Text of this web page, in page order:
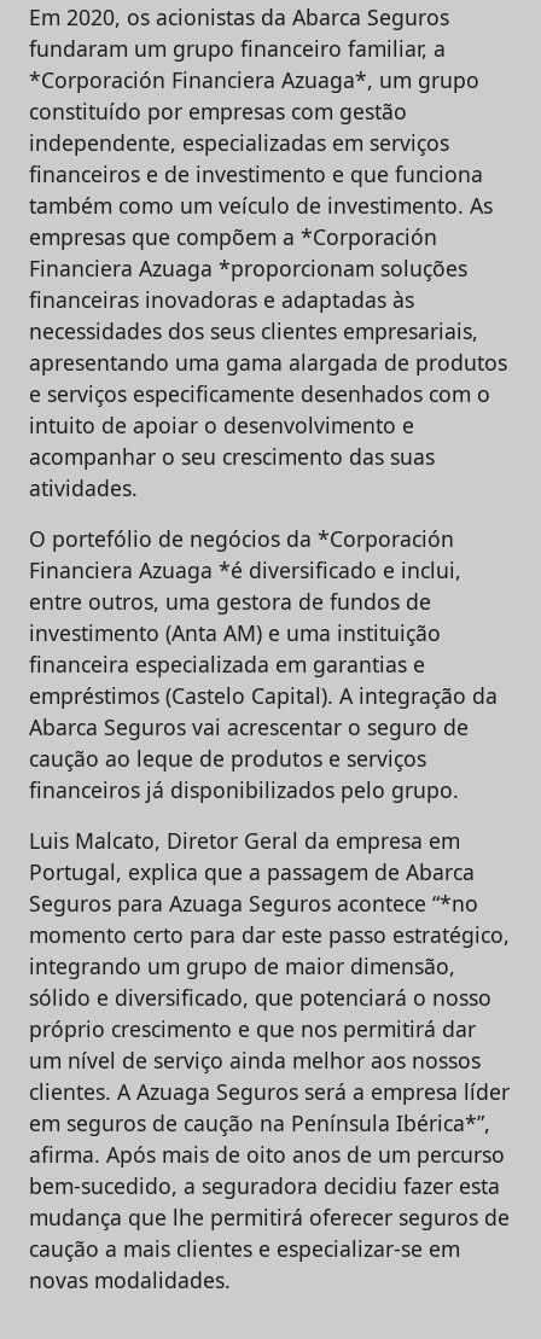
Em 2020, os acionistas da Abarca Seguros
fundaram um grupo financeiro familiar, a
*Corporación Financiera Azuaga*, um grupo
constituído por empresas com gestão
independente, especializadas em serviços
financeiros e de investimento e que funciona
também como um veículo de investimento. As
empresas que compõem a *Corporación
Financiera Azuaga *proporcionam soluções
financeiras inovadoras e adaptadas às
necessidades dos seus clientes empresariais,
apresentando uma gama alargada de produtos
e serviços especificamente desenhados com o
intuito de apoiar o desenvolvimento e
acompanhar o seu crescimento das suas
atividades.
O portefólio de negócios da *Corporación
Financiera Azuaga *é diversificado e inclui,
entre outros, uma gestora de fundos de
investimento (Anta AM) e uma instituição
financeira especializada em garantias e
empréstimos (Castelo Capital). A integração da
Abarca Seguros vai acrescentar o seguro de
caução ao leque de produtos e serviços
financeiros já disponibilizados pelo grupo.
Luis Malcato, Diretor Geral da empresa em
Portugal, explica que a passagem de Abarca
Seguros para Azuaga Seguros acontece “*no
momento certo para dar este passo estratégico,
integrando um grupo de maior dimensão,
sólido e diversificado, que potenciará o nosso
próprio crescimento e que nos permitirá dar
um nível de serviço ainda melhor aos nossos
clientes. A Azuaga Seguros será a empresa líder
em seguros de caução na Península Ibérica*”,
afirma. Após mais de oito anos de um percurso
bem-sucedido, a seguradora decidiu fazer esta
mudança que lhe permitirá oferecer seguros de
caução a mais clientes e especializar-se em
novas modalidades.